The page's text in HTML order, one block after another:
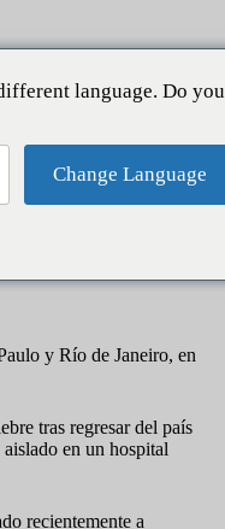
y Río de Janeiro, en
tras regresar del país
en un hospital
recientemente a
language. Do you
Change Language